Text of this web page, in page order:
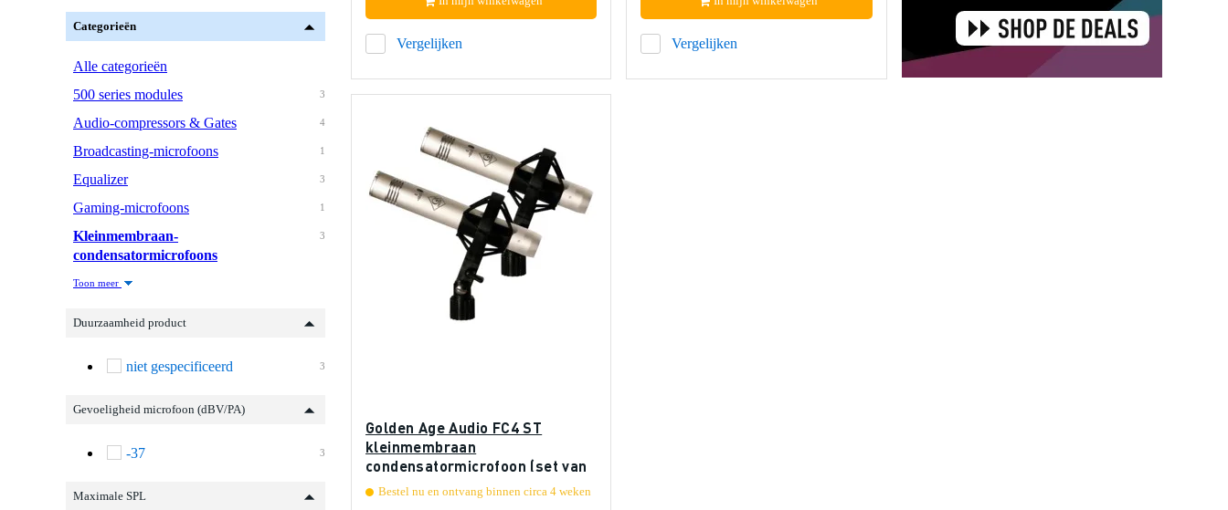
Categorieën
Alle categorieën
3
500 series modules
4
Audio-compressors & Gates
1
Broadcasting-microfoons
3
Equalizer
1
Gaming-microfoons
3
Kleinmembraan-
condensatormicrofoons
Toon meer
Duurzaamheid product
3
niet gespecificeerd
Gevoeligheid microfoon (dBV/PA)
3
-37
Maximale SPL
Vergelijken Vergelijken
Golden Age Audio FC4 ST
kleinmembraan
condensatormicrofoon (set van
2)Bestel nu en ontvang binnen circa 4 weken